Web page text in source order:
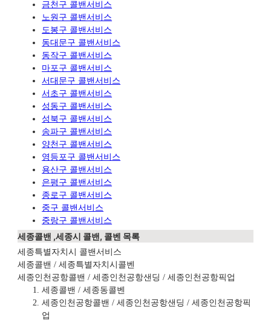
금천구 콜밴서비스
노원구 콜밴서비스
도봉구 콜밴서비스
동대문구 콜밴서비스
동작구 콜밴서비스
마포구 콜밴서비스
서대문구 콜밴서비스
서초구 콜밴서비스
성동구 콜밴서비스
성북구 콜밴서비스
송파구 콜밴서비스
양천구 콜밴서비스
영등포구 콜밴서비스
용산구 콜밴서비스
은평구 콜밴서비스
종로구 콜밴서비스
중구 콜밴서비스
중랑구 콜밴서비스
세종콜밴 ,세종시 콜밴, 콜벤 목록
세종특별자치시 콜밴서비스
세종콜밴 / 세종특별자치시콜벤
세종인천공항콜밴 / 세종인천공항샌딩 / 세종인천공항픽업
세종콜밴 / 세종동콜벤
세종인천공항콜밴 / 세종인천공항샌딩 / 세종인천공항픽
업